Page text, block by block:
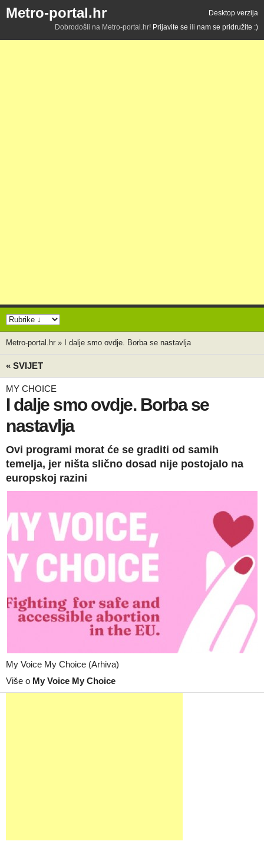
Metro-portal.hr
Desktop verzija
Dobrodošli na Metro-portal.hr! Prijavite se ili nam se pridružite :)
Metro-portal.hr » I dalje smo ovdje. Borba se nastavlja
« SVIJET
MY CHOICE
I dalje smo ovdje. Borba se
nastavlja
Ovi programi morat će se graditi od samih
temelja, jer ništa slično dosad nije postojalo na
europskoj razini
My Voice My Choice (Arhiva)
Više o My Voice My Choice